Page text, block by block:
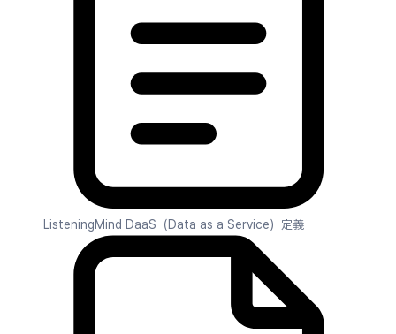
ListeningMind DaaS（Data as a Service）定義